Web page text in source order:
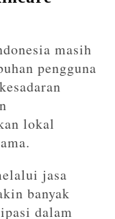
masih
pengguna
lokal
jasa
banyak
dalam